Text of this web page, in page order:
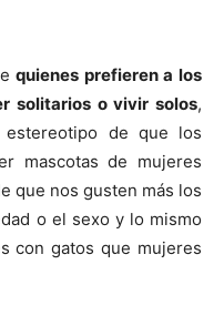
quienes prefieren a los
solitarios o vivir solos,
de que los
mascotas de mujeres
que nos gusten más los
o el sexo y lo mismo
con gatos que mujeres